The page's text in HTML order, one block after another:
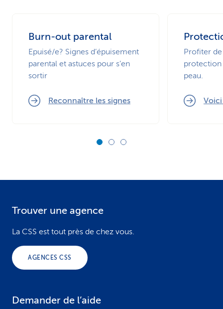
Burn-out parental
Epuisé/e? Signes d’épuisement
parental et astuces pour s’en
sortir
Reconnaître les signes
Profiter de
protection
peau.
Trouver une agence
La CSS est tout près de chez vous.
AGENCES CSS
Demander de l’aide